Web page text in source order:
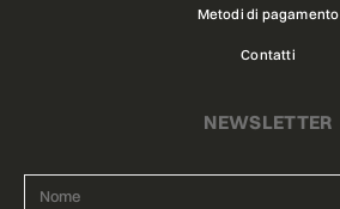
Metodi di pagamento
Contatti
NEWSLETTER